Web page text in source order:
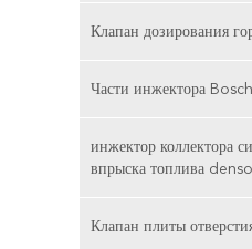
Клапан дозирования
Части инжектора Bosch
инжектор коллектора
впрыска топлива denso
Клапан плиты